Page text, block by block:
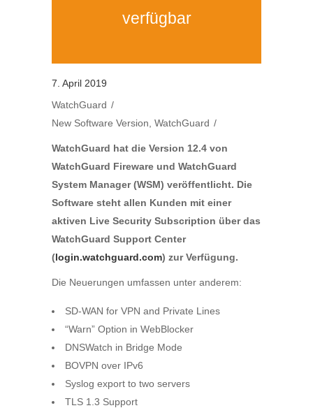
verfügbar
7. April 2019
WatchGuard
New Software Version WatchGuard
WatchGuard hat die Version 12.4 von
WatchGuard Fireware und WatchGuard
System Manager (WSM) veröffentlicht. Die
Software steht allen Kunden mit einer
aktiven Live Security Subscription über das
WatchGuard Support Center
(login.watchguard.com) zur Verfügung.
Die Neuerungen umfassen unter anderem:
SD-WAN for VPN and Private Lines
“Warn” Option in WebBlocker
DNSWatch in Bridge Mode
BOVPN over IPv6
Syslog export to two servers
TLS 1.3 Support